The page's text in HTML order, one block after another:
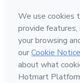
Conheça a Hotmart
Idioma